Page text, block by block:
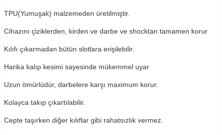
TPU(Yumuşak) malzemeden üretilmiştir.
Cihazını çiziklerden, kirden ve darbe ve shocktan tamamen korur
Kılıfı çıkarmadan bütün slotlara erişilebilir.
Harika kalıp kesimi sayesinde mükemmel uyar
Uzun ömürlüdür, darbelere karşı maximum korur.
Kolayca takıp çıkartılabilir.
Cepte taşırken diğer kılıflar gibi rahatsızlık vermez.